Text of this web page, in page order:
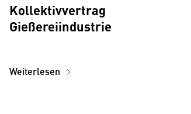
Kollektivvertrag
Gießereiindustrie
Weiterlesen